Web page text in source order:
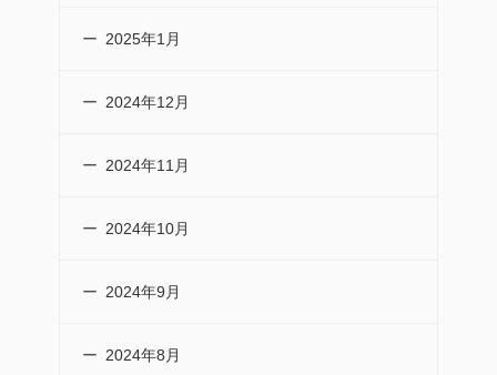
2025年1月
2024年12月
2024年11月
2024年10月
2024年9月
2024年8月